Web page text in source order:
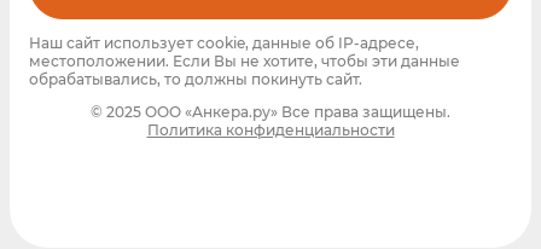
Наш сайт использует cookie, данные об IP-адресе,
местоположении. Если Вы не хотите, чтобы эти данные
обрабатывались, то должны покинуть сайт.
© 2025 ООО «Анкера.ру» Все права защищены.
Политика конфиденциальности